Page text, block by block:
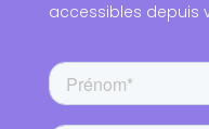
accessibles depuis